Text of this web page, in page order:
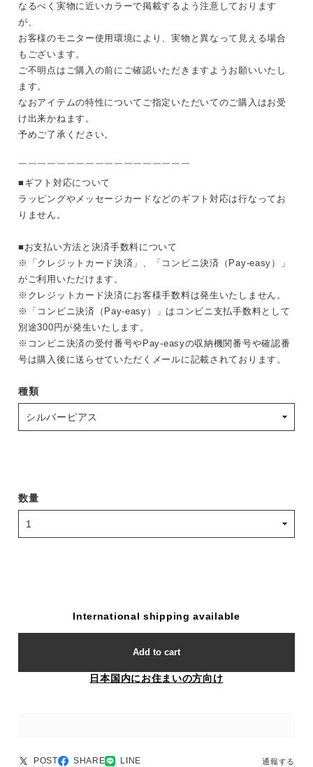
なるべく実物に近いカラーで掲載するよう注意しております
が、
お客様のモニター使用環境により、実物と異なって見える場合
もございます。
ご不明点はご購入の前にご確認いただきますようお願いいたし
ます。
なおアイテムの特性についてご指定いただいてのご購入はお受
け出来かねます。
予めご了承ください。
￣￣￣￣￣￣￣￣￣￣￣￣￣￣￣￣￣￣
■ギフト対応について
ラッピングやメッセージカードなどのギフト対応は行なってお
りません。
■お支払い方法と決済手数料について
※「クレジットカード決済」、「コンビニ決済（Pay-easy）」
がご利用いただけます。
※クレジットカード決済にお客様手数料は発生いたしません。
※「コンビニ決済（Pay-easy）」はコンビニ支払手数料として
別途300円が発生いたします。
※コンビニ決済の受付番号やPay-easyの収納機関番号や確認番
号は購入後に送らせていただくメールに記載されております。
種類
数量
International shipping available
Add to cart
日本国内にお住まいの方向け
POST SHARE LINE 通報する